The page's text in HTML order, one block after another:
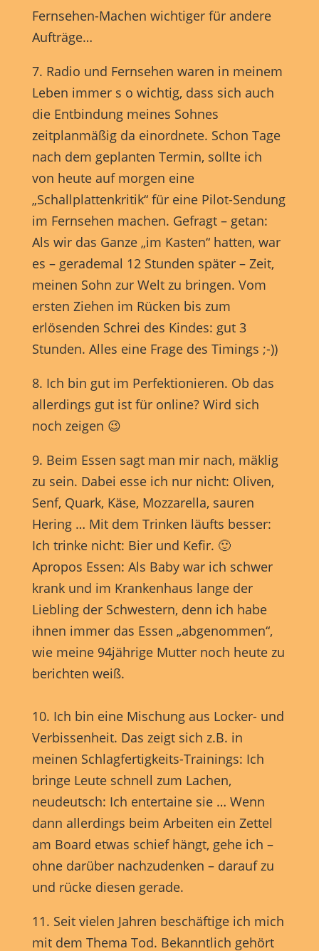
Fernsehen-Machen wichtiger für andere
Aufträge…
7. Radio und Fernsehen waren in meinem
Leben immer s o wichtig, dass sich auch
die Entbindung meines Sohnes
zeitplanmäßig da einordnete. Schon Tage
nach dem geplanten Termin, sollte ich
von heute auf morgen eine
„Schallplattenkritik“ für eine Pilot-Sendung
im Fernsehen machen. Gefragt – getan:
Als wir das Ganze „im Kasten“ hatten, war
es – gerademal 12 Stunden später – Zeit,
meinen Sohn zur Welt zu bringen. Vom
ersten Ziehen im Rücken bis zum
erlösenden Schrei des Kindes: gut 3
Stunden. Alles eine Frage des Timings ;-))
8. Ich bin gut im Perfektionieren. Ob das
allerdings gut ist für online? Wird sich
noch zeigen 😉
9. Beim Essen sagt man mir nach, mäklig
zu sein. Dabei esse ich nur nicht: Oliven,
Senf, Quark, Käse, Mozzarella, sauren
Hering … Mit dem Trinken läufts besser:
Ich trinke nicht: Bier und Kefir. 🙂
Apropos Essen: Als Baby war ich schwer
krank und im Krankenhaus lange der
Liebling der Schwestern, denn ich habe
ihnen immer das Essen „abgenommen“,
wie meine 94jährige Mutter noch heute zu
berichten weiß.
10. Ich bin eine Mischung aus Locker- und
Verbissenheit. Das zeigt sich z.B. in
meinen Schlagfertigkeits-Trainings: Ich
bringe Leute schnell zum Lachen,
neudeutsch: Ich entertaine sie … Wenn
dann allerdings beim Arbeiten ein Zettel
am Board etwas schief hängt, gehe ich –
ohne darüber nachzudenken – darauf zu
und rücke diesen gerade.
11. Seit vielen Jahren beschäftige ich mich
mit dem Thema Tod. Bekanntlich gehört